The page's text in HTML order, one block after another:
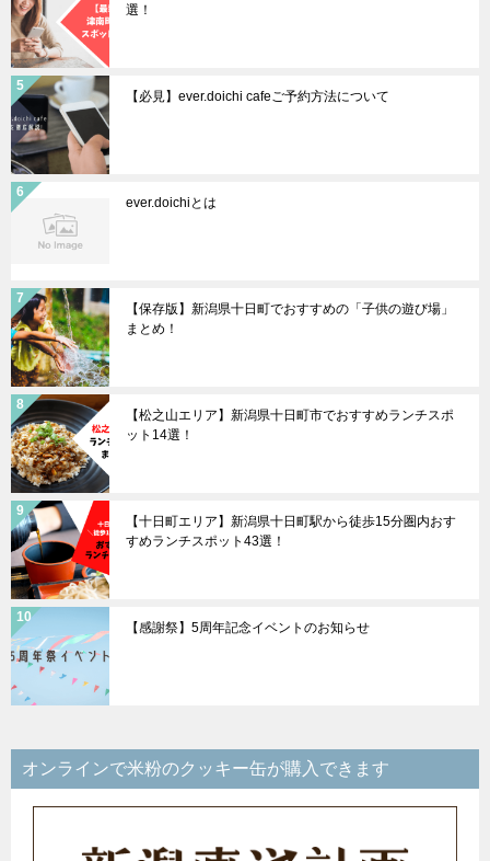
選！
【必見】ever.doichi cafeご予約方法について
ever.doichiとは
【保存版】新潟県十日町でおすすめの「子供の遊び場」
まとめ！
【松之山エリア】新潟県十日町市でおすすめランチスポ
ット14選！
【十日町エリア】新潟県十日町駅から徒歩15分圏内おす
すめランチスポット43選！
【感謝祭】5周年記念イベントのお知らせ
オンラインで米粉のクッキー缶が購入できます